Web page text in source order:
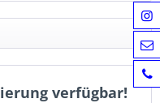
verfügbar!